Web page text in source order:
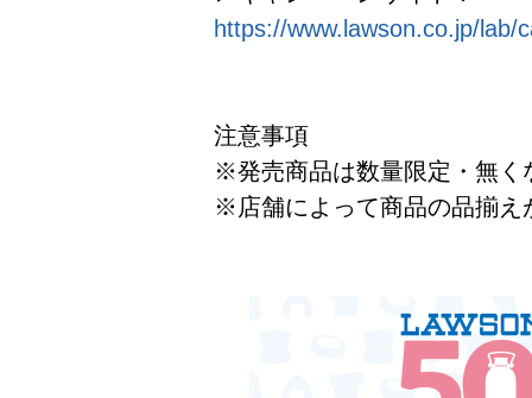
https://www.lawson.co.jp/lab/
注意事項
※発売商品は数量限定・無く
※店舗によって商品の品揃え